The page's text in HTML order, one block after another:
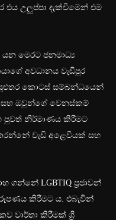
උලුප්පා දැක්වීමෙන් එම
යන මෙරට ජනමාධ්‍ය
අවධානය වැඩිපුර
සුළුතර කොටස් සම්බන්ධයෙන්
සහ ඔවුන්ගේ වෙනස්කම්
පුවත් නිර්මාණය කිරීමට
වැඩි අළෙවියක් සහ
ගන්නේ LGBTIQ ප්‍රජාවන්
කිරීමට ය. එබැවින්
වාර්තා කිරීමක් ශ්‍රී